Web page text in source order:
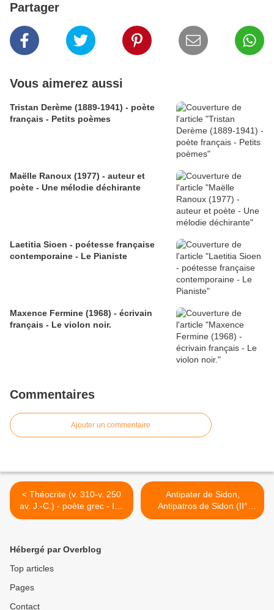
Partager
Vous aimerez aussi
Tristan Derème (1889-1941) - poète
français - Petits poèmes
Maëlle Ranoux (1977) - auteur et
poète - Une mélodie déchirante
Laetitia Sioen - poétesse française
contemporaine - Le Pianiste
Maxence Fermine (1968) - écrivain
français - Le violon noir.
Commentaires
Ajouter un commentaire
< Théocrite (v. 310-v. 250
av. J.-C.) - poète grec - IX°
Idylle, Les pasteurs, un
Antipater de Sidon,
Antipatros de Sidon (II°
siècle av. J.-C.) -
Hébergé par Overblog
Top articles
Pages
Contact